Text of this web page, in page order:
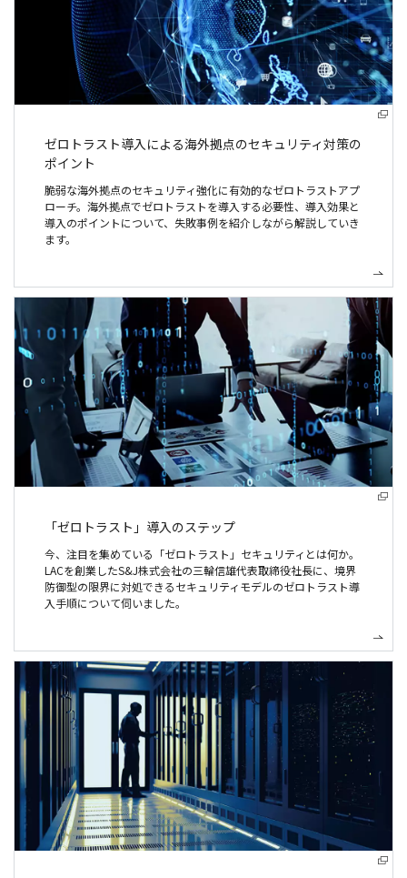
ゼロトラスト導入による海外拠点のセキュリティ対策の
ポイント
脆弱な海外拠点のセキュリティ強化に有効的なゼロトラストアプ
ローチ。海外拠点でゼロトラストを導入する必要性、導入効果と
導入のポイントについて、失敗事例を紹介しながら解説していき
ます。
「ゼロトラスト」導入のステップ
今、注目を集めている「ゼロトラスト」セキュリティとは何か。
LACを創業したS&J株式会社の三輪信雄代表取締役社長に、境界
防御型の限界に対処できるセキュリティモデルのゼロトラスト導
入手順について伺いました。